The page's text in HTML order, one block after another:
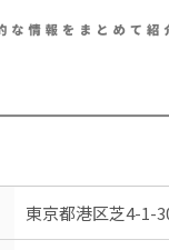
東京都港区芝4-1-